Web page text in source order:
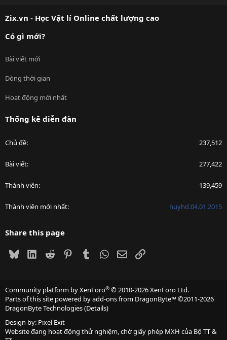
Zix.vn - Học Vật lí Online chất lượng cao
Có gì mới?
Bài viết mới
Dòng thời gian
Hoạt động mới nhất
Thống kê diễn đàn
Chủ đề 237,512
Bài viết 277,422
Thành viên 139,459
Thành viên mới nhất huyhd.04.01.2015
Share this page
BlueskyLinkedIn
Reddit PinterestTumblrWhatsApp
EmailLink
Community platform by XenForo® © 2010-2026 XenForo Ltd.
Parts of this site powered byadd-ons from DragonByte™©2011-2026
DragonByte Technologies(Details)
Design by: Pixel Exit
Website đang hoạt động thử nghiệm, chờ giấy phép MXH của Bộ TT &